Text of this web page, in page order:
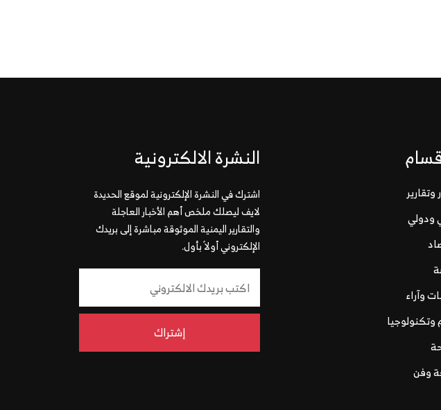
وتقارير
ودولي
وآراء
وتكنولوجيا
وفن
النشرة الالكترونية
اشترك في النشرة الإلكترونية لموقع الحديدة
لايف ليصلك ملخص أهم الأخبار العاجلة
والتقارير اليمنية الموثوقة مباشرة إلى بريدك
الإلكتروني أولاً بأول.
إشتراك